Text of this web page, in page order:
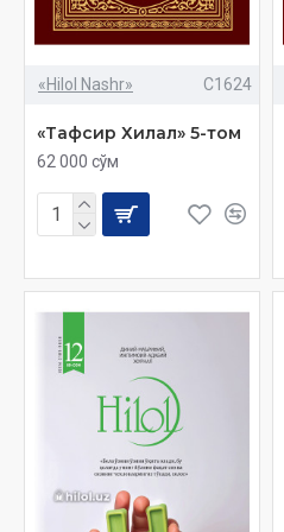
«Hilol Nashr» C1624
«Тафсир Хилал» 5-том
62 000 сўм